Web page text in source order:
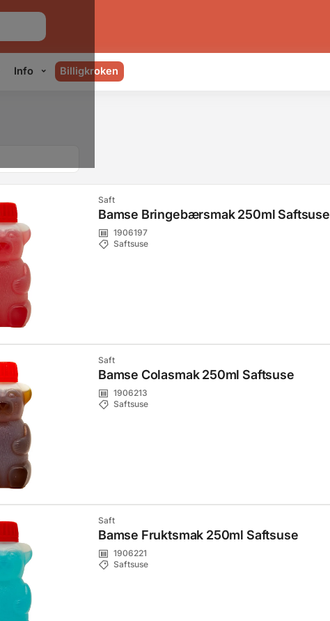
Info Billigkroken
Saft
Bamse Bringebærsmak 250ml Saftsuse
1906197
Saftsuse
Saft
Bamse Colasmak 250ml Saftsuse
1906213
Saftsuse
Saft
Bamse Fruktsmak 250ml Saftsuse
1906221
Saftsuse